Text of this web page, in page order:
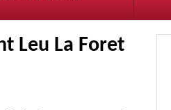
Leu La Foret